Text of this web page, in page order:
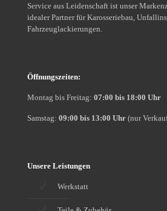
Service aus Leidenschaft ist unser
idealer Partner für Karosseriebau,
Fahrzeuglackierungen.
Öffnungszeiten:
Montag bis Freitag: 07:00 bis 18:00 Uhr
Samstag: 09:00 bis 13:00 Uhr (nur
Unsere Leistungen
Werkstatt